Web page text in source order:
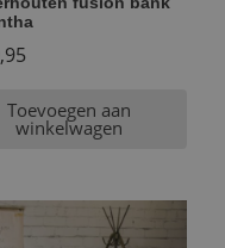
Toevoegen aan
winkelwagen